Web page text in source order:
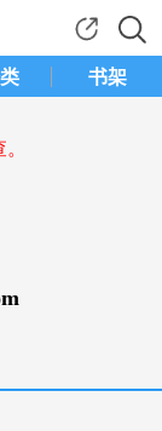
书架